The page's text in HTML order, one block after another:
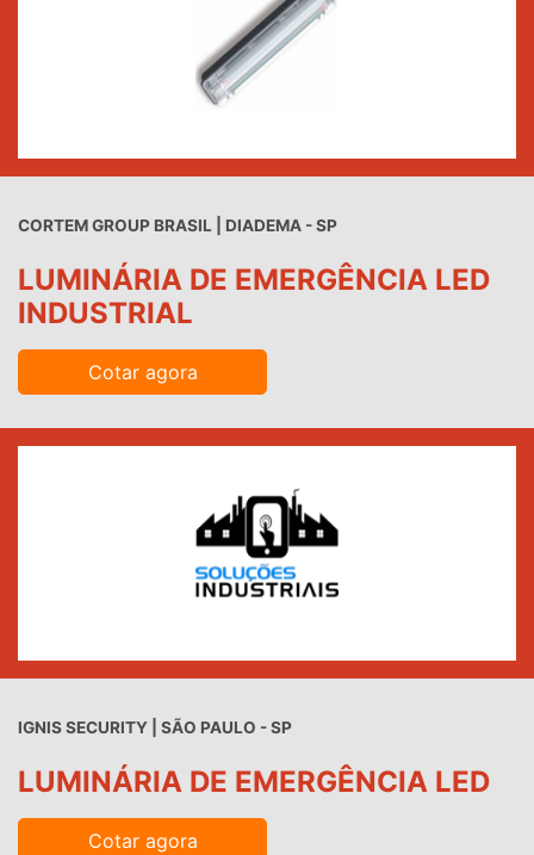
CORTEM GROUP BRASIL | DIADEMA - SP
LUMINÁRIA DE EMERGÊNCIA LED
INDUSTRIAL
Cotar agora
IGNIS SECURITY | SÃO PAULO - SP
LUMINÁRIA DE EMERGÊNCIA LED
Cotar agora